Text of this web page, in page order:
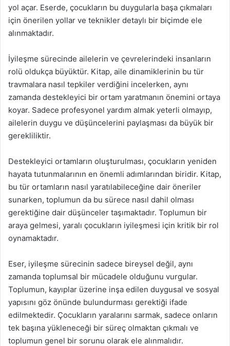
yol açar. Eserde, çocukların bu duygularla başa çıkmaları
için önerilen yollar ve teknikler detaylı bir biçimde ele
alınmaktadır.
İyileşme sürecinde ailelerin ve çevrelerindeki insanların
rolü oldukça büyüktür. Kitap, aile dinamiklerinin bu tür
travmalara nasıl tepkiler verdiğini incelerken, aynı
zamanda destekleyici bir ortam yaratmanın önemini ortaya
koyar. Sadece profesyonel yardım almak yeterli olmayıp,
ailelerin duygu ve düşüncelerini paylaşması da büyük bir
gerekliliktir.
Destekleyici ortamların oluşturulması, çocukların yeniden
hayata tutunmalarının en önemli adımlarından biridir. Kitap,
bu tür ortamların nasıl yaratılabileceğine dair öneriler
sunarken, toplumun da bu sürece nasıl dahil olması
gerektiğine dair düşünceler taşımaktadır. Toplumun bir
araya gelmesi, yaralı çocukların iyileşmesi için kritik bir rol
oynamaktadır.
Eser, iyileşme sürecinin sadece bireysel değil, aynı
zamanda toplumsal bir mücadele olduğunu vurgular.
Toplumun, kayıplar üzerine inşa edilen duygusal ve sosyal
yapısını göz önünde bulundurması gerektiği ifade
edilmektedir. Çocukların yaralarını sarmak, sadece onların
tek başına yükleneceği bir süreç olmaktan çıkmalı ve
toplumun genel bir sorunu olarak ele alınmalıdır.